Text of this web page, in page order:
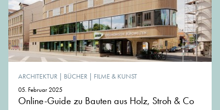
ARCHITEKTUR | BÜCHER | FILME & KUNST
05. Februar 2025
Online-Guide zu Bauten aus Holz, Stroh & Co